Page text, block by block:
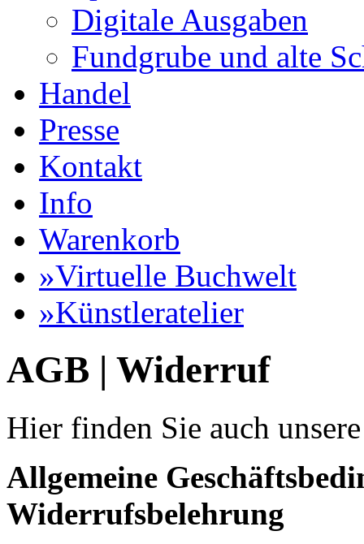
Digitale Ausgaben
Fundgrube und alte
Handel
Presse
Kontakt
Info
Warenkorb
»Virtuelle Buchwelt
»Künstleratelier
AGB | Widerruf
Hier finden Sie auch
Allgemeine
Widerrufsbelehrung